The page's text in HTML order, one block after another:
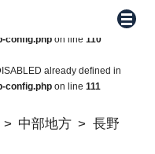
already defined in
config.php on line 110
already defined in
config.php on line 111
メニ
中部地方
長野